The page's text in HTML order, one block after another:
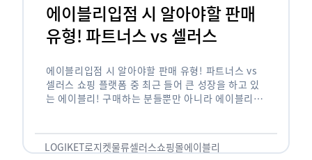
에이블리입점 시 알아야할 판매
유형! 파트너스 vs 셀러스
에이블리입점 시 알아야할 판매 유형! 파트너스 vs
셀러스 쇼핑 플랫폼 중 최근 들어 큰 성장을 하고 있
는 에이블리! 구매하는 분들뿐만 아니라 에이블리에
LOGIKET로지켓물류셀러스쇼핑몰에이블리